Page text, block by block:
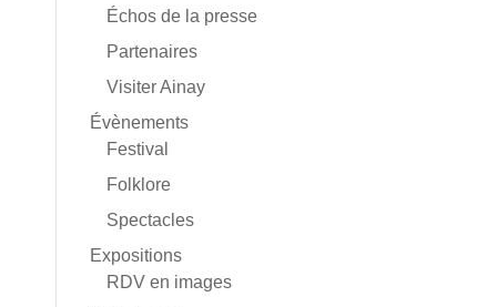
Échos de la presse
Partenaires
Visiter Ainay
Évènements
Festival
Folklore
Spectacles
Expositions
RDV en images